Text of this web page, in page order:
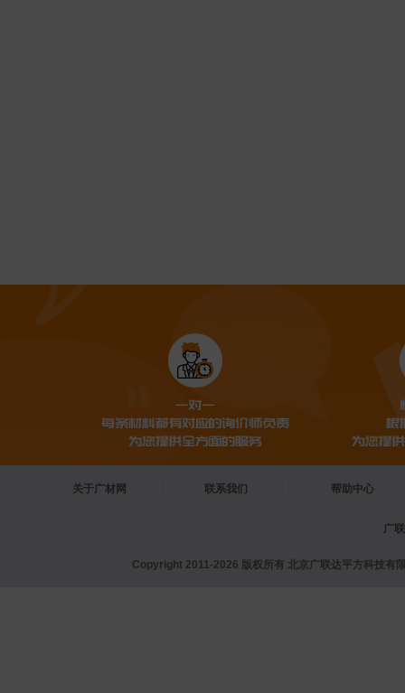
关于广材网 联系我们 帮助中心
广
Copyright 2011-2026 版权所有 北京广联达平方科技有